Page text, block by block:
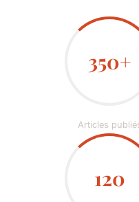
350+
Articles
120